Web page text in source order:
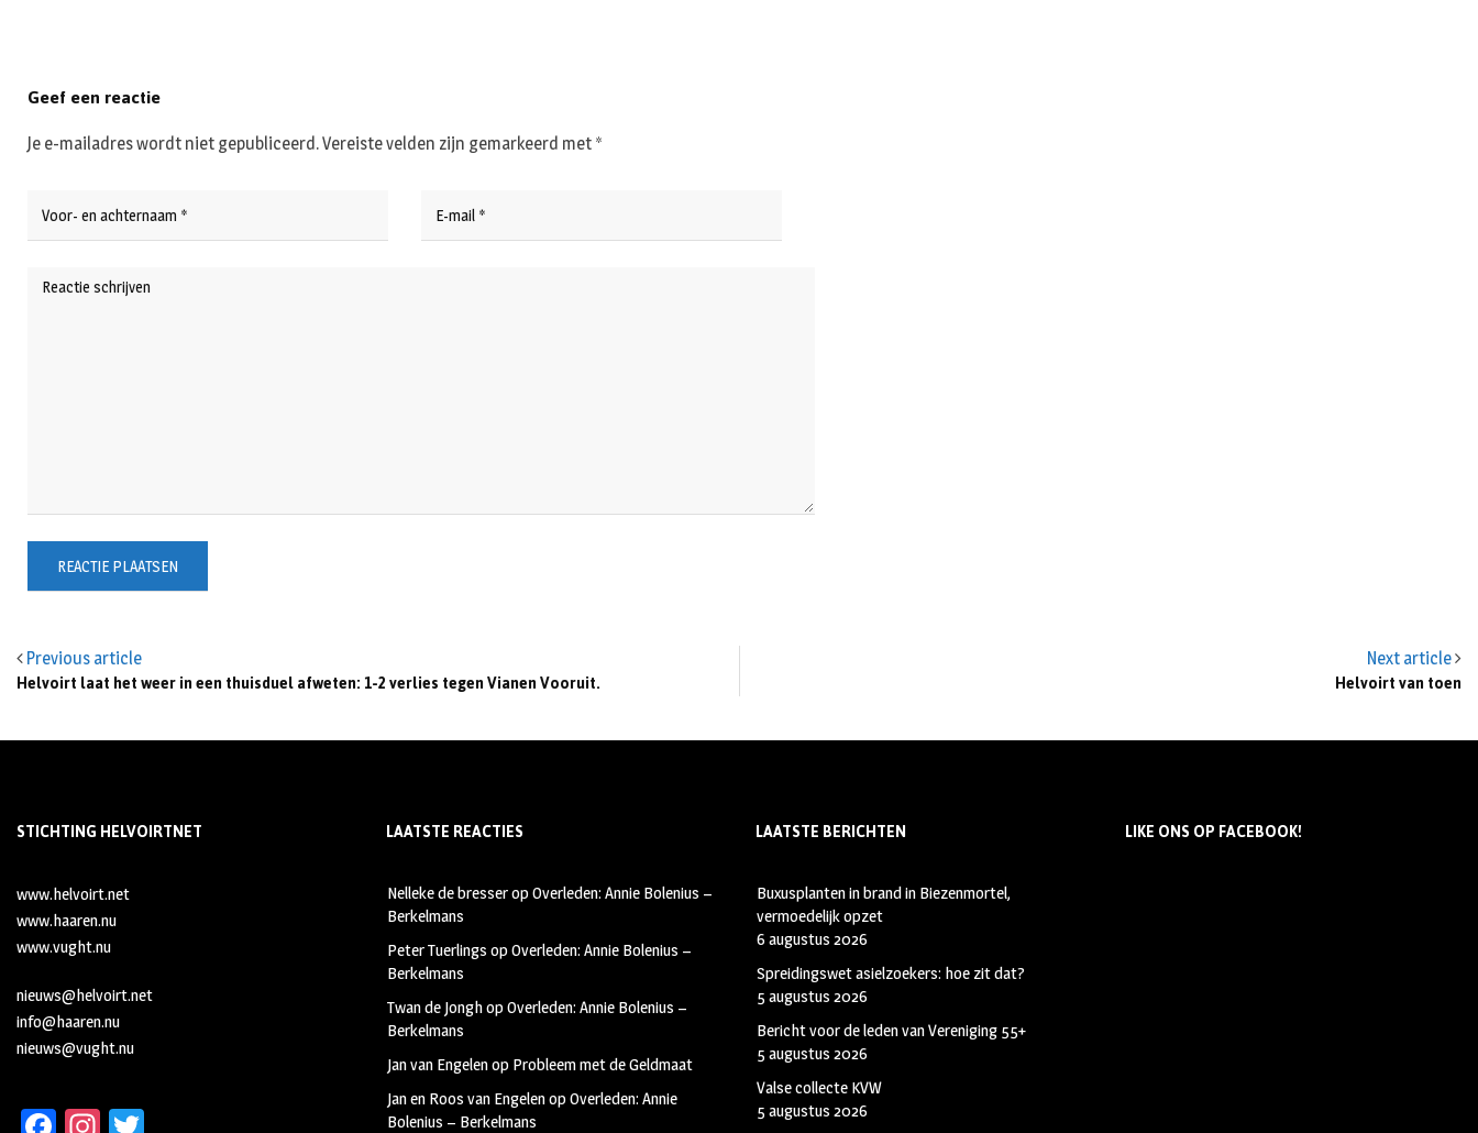
Previous article
Helvoirt laat het weer in een thuisduel afweten: 1-2 verlies tegen Vianen Vooruit.
Next article
Helvoirt van toen
Geef een reactie
Je e-mailadres wordt niet gepubliceerd.Vereiste velden zijn gemarkeerd met *
STICHTING HELVOIRTNET
www.helvoirt.net
www.haaren.nu
www.vught.nu
nieuws@helvoirt.net
info@haaren.nu
nieuws@vught.nu
LAATSTE REACTIES
Nelleke de bresseropOverleden: Annie Bolenius –
Berkelmans
Peter Tuerlings opOverleden: Annie Bolenius –
Berkelmans
Twan de JonghopOverleden: Annie Bolenius –
Berkelmans
Jan van Engelenop Probleem met de Geldmaat
Jan en Roos van EngelenopOverleden: Annie
Bolenius – Berkelmans
LAATSTE BERICHTEN
Buxusplanten in brand in Biezenmortel,
vermoedelijk opzet
6 augustus 2026
Spreidingswet asielzoekers: hoe zit dat?
5 augustus 2026
Bericht voor de leden van Vereniging 55+
5 augustus 2026
Valse collecte KVW
5 augustus 2026
LIKE ONS OP FACEBOOK!